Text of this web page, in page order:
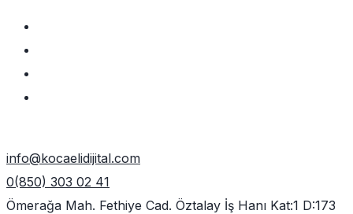
info@kocaelidijital.com
0(850) 303 02 41
Ömerağa Mah. Fethiye Cad. Öztalay İş Hanı Kat:1 D:173